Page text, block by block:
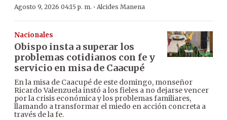
Agosto 9, 2026 04:15 p. m. · Alcides Manena
Nacionales
Obispo insta a superar los
problemas cotidianos con fe y
servicio en misa de Caacupé
En la misa de Caacupé de este domingo, monseñor
Ricardo Valenzuela instó a los fieles a no dejarse vencer
por la crisis económica y los problemas familiares,
llamando a transformar el miedo en acción concreta a
través de la fe.